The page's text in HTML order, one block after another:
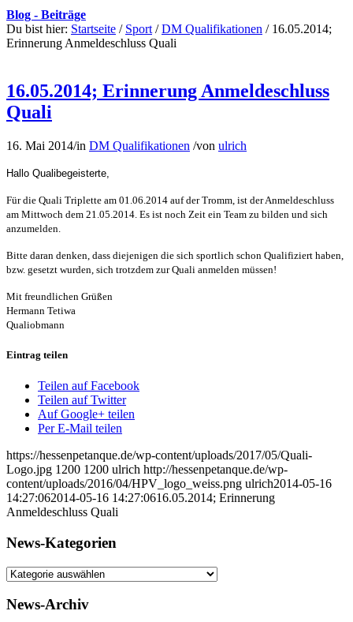
Blog - Beiträge
Du bist hier: Startseite / Sport / DM Qualifikationen / 16.05.2014;
Erinnerung Anmeldeschluss Quali
16.05.2014; Erinnerung Anmeldeschluss
Quali
16. Mai 2014/in DM Qualifikationen /von ulrich
Hallo Qualibegeisterte,
Für die Quali Triplette am 01.06.2014 auf der Tromm, ist der Anmeldeschluss
am Mittwoch dem 21.05.2014. Es ist noch Zeit ein Team zu bilden und sich
anzumelden.
Bitte daran denken, dass diejenigen die sich sportlich schon Qualifiziert haben,
bzw. gesetzt wurden, sich trotzdem zur Quali anmelden müssen!
Mit freundlichen Grüßen
Hermann Tetiwa
Qualiobmann
Eintrag teilen
Teilen auf Facebook
Teilen auf Twitter
Auf Google+ teilen
Per E-Mail teilen
https://hessenpetanque.de/wp-content/uploads/2017/05/Quali-
Logo.jpg 1200 1200 ulrich http://hessenpetanque.de/wp-
content/uploads/2016/04/HPV_logo_weiss.png ulrich2014-05-16
14:27:062014-05-16 14:27:0616.05.2014; Erinnerung
Anmeldeschluss Quali
News-Kategorien
News-
News-Archiv